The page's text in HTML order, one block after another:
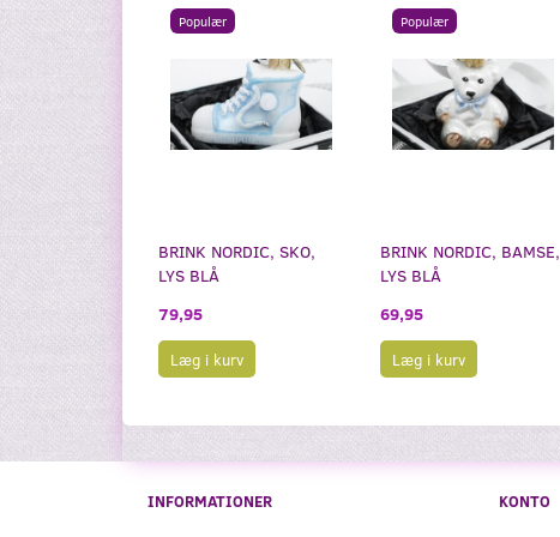
Populær
BRINK NORDIC, SKO,
LYS BLÅ
79,95
Læg i kurv
Populær
BRINK NORDIC, BAMSE,
LYS BLÅ
69,95
Læg i kurv
INFORMATIONER KONTO